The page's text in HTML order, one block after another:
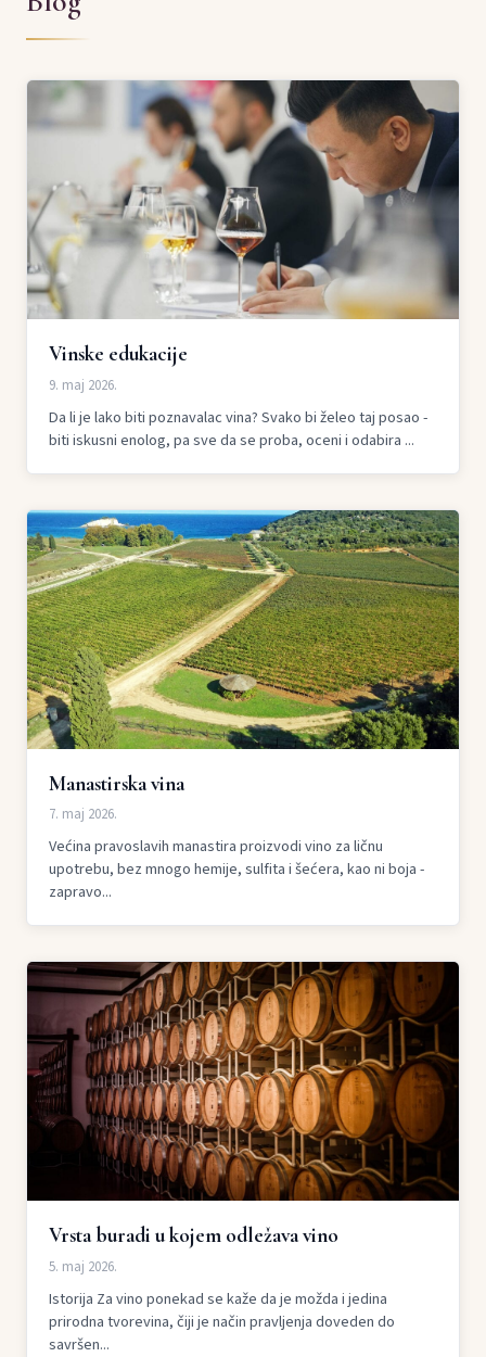
Vinske edukacije
9. maj 2026.
Da li je lako biti poznavalac vina? Svako bi želeo taj posao -
biti iskusni enolog, pa sve da se proba, oceni i odabira ...
Manastirska vina
7. maj 2026.
Većina pravoslavih manastira proizvodi vino za ličnu
upotrebu, bez mnogo hemije, sulfita i šećera, kao ni boja -
zapravo...
Vrsta buradi u kojem odležava vino
5. maj 2026.
Istorija Za vino ponekad se kaže da je možda i jedina
prirodna tvorevina, čiji je način pravljenja doveden do
savršen...